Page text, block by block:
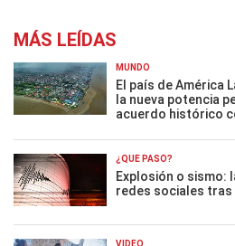
MÁS LEÍDAS
MUNDO
El país de América
la nueva potencia
acuerdo histórico
¿QUÉ PASÓ?
Explosión o sismo:
redes sociales tras
VIDEO